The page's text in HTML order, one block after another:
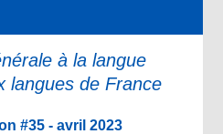
à la langue
langues de France
#35 - avril 2023